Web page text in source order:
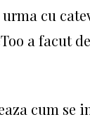
cu
a facut
cum se